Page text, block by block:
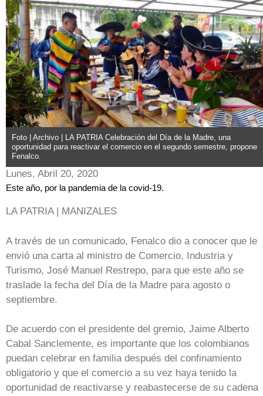
Foto | Archivo | LA PATRIA Celebración del Día de la Madre, una
oportunidad para reactivar el comercio en el segundo semestre, propone
Fenalco.
Lunes, Abril 20, 2020
Este año, por la pandemia de la covid-19.
LA PATRIA | MANIZALES
A través de un comunicado, Fenalco dio a conocer que le
envió una carta al ministro de Comercio, Industria y
Turismo, José Manuel Restrepo, para que este año se
traslade la fecha del Día de la Madre para agosto o
septiembre.
De acuerdo con el presidente del gremio, Jaime Alberto
Cabal Sanclemente, es importante que los colombianos
puedan celebrar en familia después del confinamiento
obligatorio y que el comercio a su vez haya tenido la
oportunidad de reactivarse y reabastecerse de su cadena